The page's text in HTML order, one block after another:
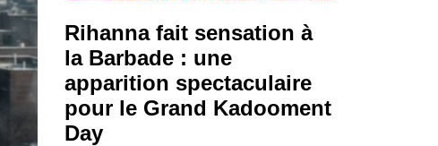
Rihanna fait sensation à
la Barbade : une
apparition spectaculaire
pour le Grand Kadooment
Day